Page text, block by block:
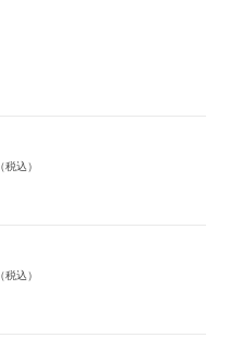
（税込）
（税込）